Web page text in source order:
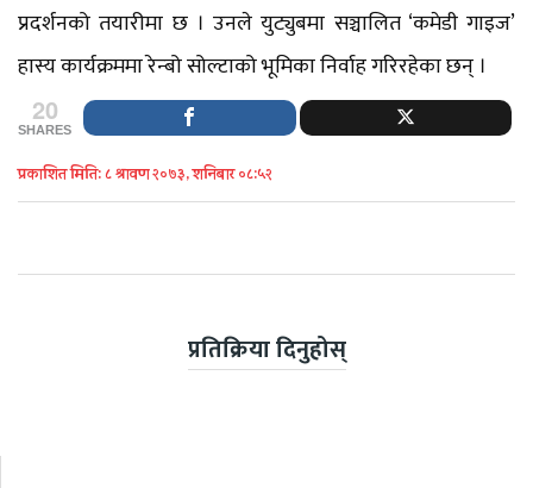
प्रदर्शनको तयारीमा छ । उनले युट्युबमा सञ्चालित ‘कमेडी गाइज’
हास्य कार्यक्रममा रेन्बो सोल्टाको भूमिका निर्वाह गरिरहेका छन् ।
20
SHARES
प्रकाशित मिति: ८ श्रावण २०७३, शनिबार ०८:५२
प्रतिक्रिया दिनुहोस्